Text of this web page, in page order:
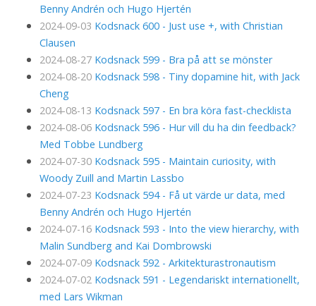
Benny Andrén och Hugo Hjertén
2024-09-03 Kodsnack 600 - Just use +, with Christian
Clausen
2024-08-27 Kodsnack 599 - Bra på att se mönster
2024-08-20 Kodsnack 598 - Tiny dopamine hit, with Jack
Cheng
2024-08-13 Kodsnack 597 - En bra köra fast-checklista
2024-08-06 Kodsnack 596 - Hur vill du ha din feedback?
Med Tobbe Lundberg
2024-07-30 Kodsnack 595 - Maintain curiosity, with
Woody Zuill and Martin Lassbo
2024-07-23 Kodsnack 594 - Få ut värde ur data, med
Benny Andrén och Hugo Hjertén
2024-07-16 Kodsnack 593 - Into the view hierarchy, with
Malin Sundberg and Kai Dombrowski
2024-07-09 Kodsnack 592 - Arkitekturastronautism
2024-07-02 Kodsnack 591 - Legendariskt internationellt,
med Lars Wikman